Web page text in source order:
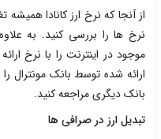
از آنجا که نرخ ارز کانادا همیشه
نرخ ها را بررسی کنید. به
موجود در اینترنت را با نرخ
ارائه شده توسط بانک مونترال
بانک دیگری مراجعه کنید.
تبدیل ارز در صرافی ها